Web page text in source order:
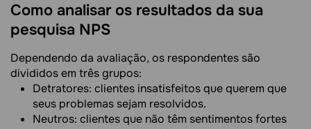
Como analisar os resultados da sua
pesquisa NPS
Dependendo da avaliação, os respondentes são
divididos em três grupos:
Detratores: clientes insatisfeitos que querem que
seus problemas sejam resolvidos.
Neutros: clientes que não têm sentimentos fortes